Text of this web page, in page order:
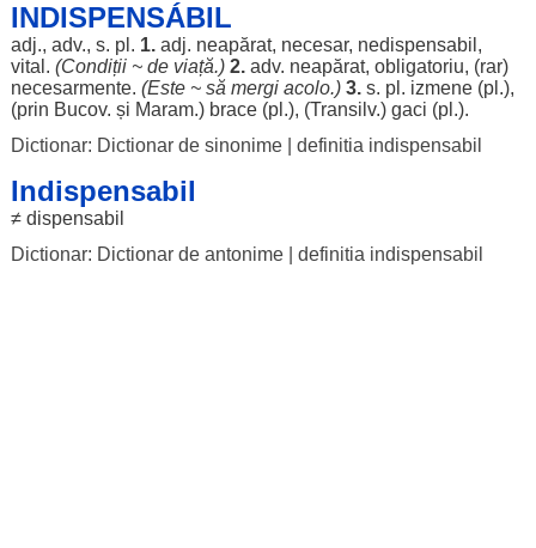
INDISPENSÁBIL
adj., adv., s. pl. 1.adj. neapărat, necesar, nedispensabil ,
vital . (Condiții~ de viață.) 2.adv. neapărat, obligatoriu, (rar)
necesarmente. (Este ~ să mergi acolo.) 3.s. pl. izmene(pl.),
(prin Bucov. și Maram.) brace(pl.), (Transilv.) gaci (pl.).
Dictionar: Dictionar de sinonime| definitia indispensabil
Indispensabil
≠ dispensabil
Dictionar: Dictionar de antonime| definitia indispensabil